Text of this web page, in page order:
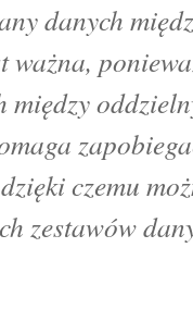
danych
ważna,
czemu
zestawów